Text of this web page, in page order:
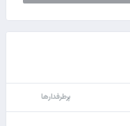
پرطرفدارها